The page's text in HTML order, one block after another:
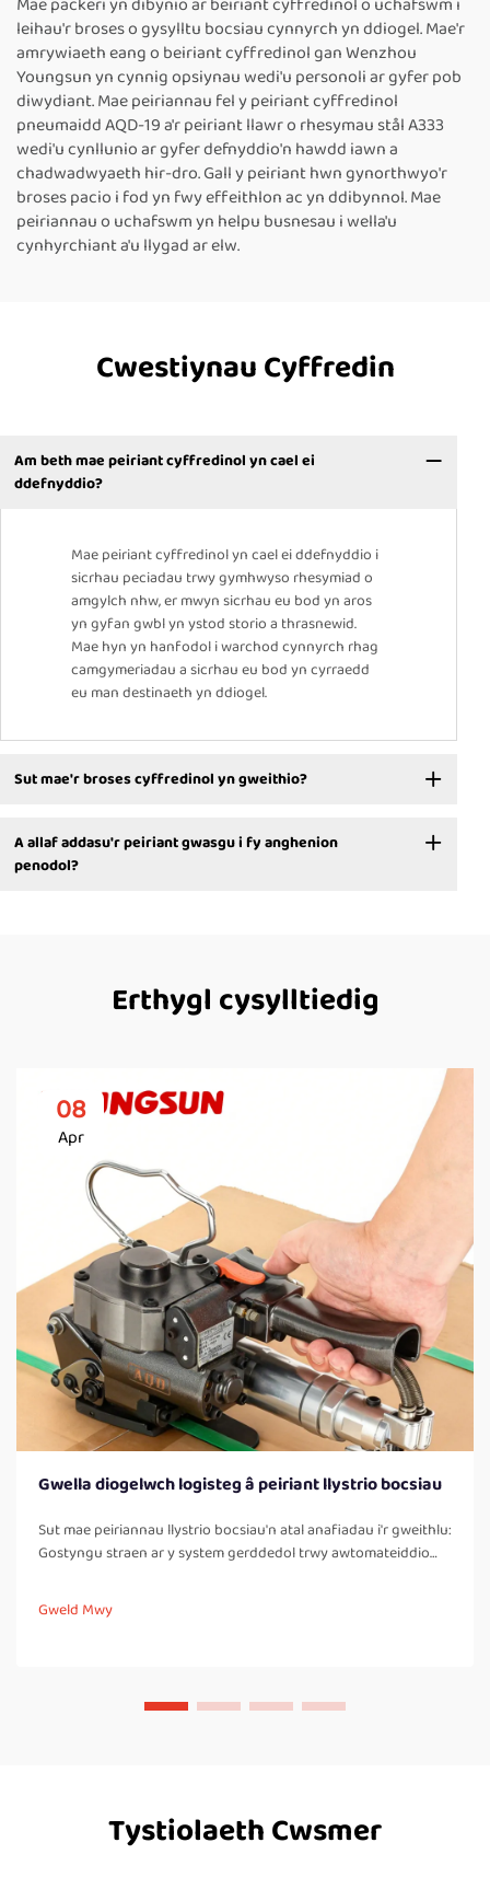
leihau'r broses o gysylltu bocsiau cynnyrch yn ddiogel. Mae'r
amrywiaeth eang o beiriant cyffredinol gan Wenzhou
Youngsun yn cynnig opsiynau wedi'u personoli ar gyfer pob
diwydiant. Mae peiriannau fel y peiriant cyffredinol
pneumaidd AQD-19 a'r peiriant llawr o rhesymau stål A333
wedi'u cynllunio ar gyfer defnyddio'n hawdd iawn a
chadwadwyaeth hir-dro. Gall y peiriant hwn gynorthwyo'r
broses pacio i fod yn fwy effeithlon ac yn ddibynnol. Mae
peiriannau o uchafswm yn helpu busnesau i wella'u
cynhyrchiant a'u llygad ar elw.
Cwestiynau Cyffredin
Am beth mae peiriant cyffredinol yn cael ei
ddefnyddio?
Mae peiriant cyffredinol yn cael ei ddefnyddio i
sicrhau peciadau trwy gymhwyso rhesymiad o
amgylch nhw, er mwyn sicrhau eu bod yn aros
yn gyfan gwbl yn ystod storio a thrasnewid.
Mae hyn yn hanfodol i warchod cynnyrch rhag
camgymeriadau a sicrhau eu bod yn cyrraedd
eu man destinaeth yn ddiogel.
Sut mae'r broses cyffredinol yn gweithio?
A allaf addasu'r peiriant gwasgu i fy anghenion
penodol?
Erthygl cysylltiedig
08
Apr
Gwella diogelwch logisteg â peiriant llystrio bocsiau
Sut mae peiriannau llystrio bocsiau'n atal anafiadau i'r gweithlu:
Gostyngu straen ar y system gerddedol trwy awtomateiddio
llaw yn gyson trwy'r dydd, maen nhw'n rhaid iddynt gwarrau
lawr yn aml, troi eu corffau, ac yn...
Gweld Mwy
Tystiolaeth Cwsmer